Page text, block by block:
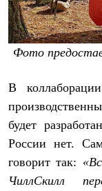
Чуни
Уход за обувью
Аксессуары
Головные уборы
Кепки и бейсболки
Повязки
Шарфы
Панамы
Перчатки и
Перчатки
Рукавицы
Носки
Фото
В
будет
России нет.
говорит так:
ЧиллСкилл